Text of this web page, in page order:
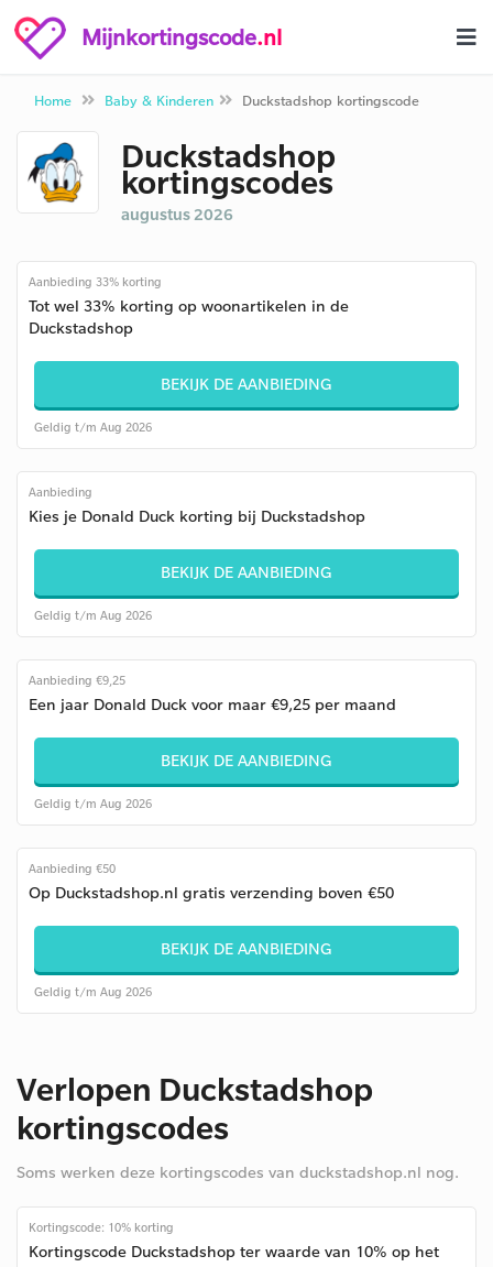
Mijnkortingscode.nl
Home Baby & Kinderen Duckstadshop kortingscode
Duckstadshop
kortingscodes
augustus 2026
Aanbieding 33% korting
Tot wel 33% korting op woonartikelen in de
Duckstadshop
BEKIJK DE AANBIEDING
Geldig t/m Aug 2026
Aanbieding
Kies je Donald Duck korting bij Duckstadshop
BEKIJK DE AANBIEDING
Geldig t/m Aug 2026
Aanbieding €9,25
Een jaar Donald Duck voor maar €9,25 per maand
BEKIJK DE AANBIEDING
Geldig t/m Aug 2026
Aanbieding €50
Op Duckstadshop.nl gratis verzending boven €50
BEKIJK DE AANBIEDING
Geldig t/m Aug 2026
Verlopen Duckstadshop
kortingscodes
Soms werken deze kortingscodes van duckstadshop.nl nog.
Kortingscode: 10% korting
Kortingscode Duckstadshop ter waarde van 10% op het